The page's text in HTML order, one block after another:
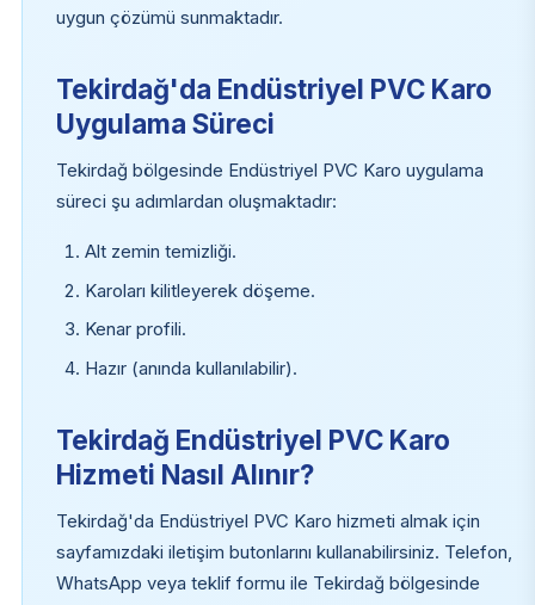
uygun çözümü sunmaktadır.
Tekirdağ'da Endüstriyel PVC Karo
Uygulama Süreci
Tekirdağ bölgesinde Endüstriyel PVC Karo uygulama
süreci şu adımlardan oluşmaktadır:
Alt zemin temizliği.
Karoları kilitleyerek döşeme.
Kenar profili.
Hazır (anında kullanılabilir).
Tekirdağ Endüstriyel PVC Karo
Hizmeti Nasıl Alınır?
Tekirdağ'da Endüstriyel PVC Karo hizmeti almak için
sayfamızdaki iletişim butonlarını kullanabilirsiniz. Telefon,
WhatsApp veya teklif formu ile Tekirdağ bölgesinde